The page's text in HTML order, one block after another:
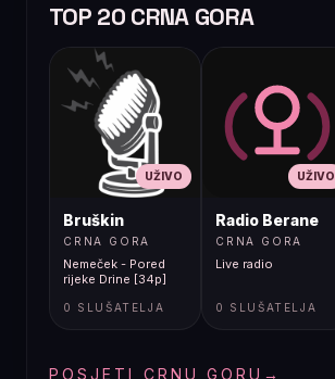
TOP 20 CRNA GORA
UŽIVO
Bruškin
CRNA GORA
Nemeček - Pored
rijeke Drine [34p]
0 SLUŠATELJA
UŽIVO
Radio Berane
CRNA GORA
Live radio
0 SLUŠATELJA
POSJETI CRNU GORU →